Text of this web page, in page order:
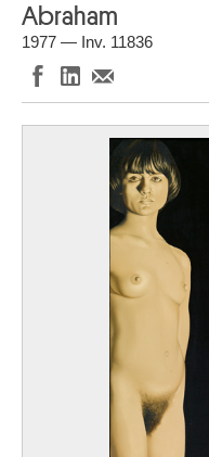
Abraham
1977 — Inv. 11836